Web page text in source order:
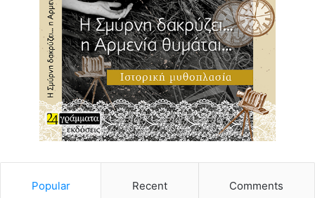
Popular Recent Comments